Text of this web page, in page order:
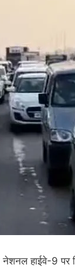
हाईवे-9 पर